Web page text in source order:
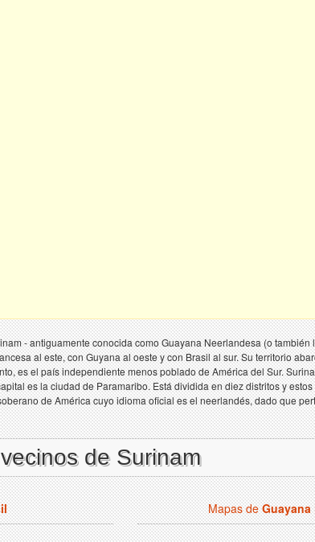
- antiguamente conocida como Guayana Neerlandesa (o
al este, con Guyana al oeste y con Brasil al sur. Su territorio
es el país independiente menos poblado de América del Sur.
es la ciudad de Paramaribo. Está dividida en diez distritos y
de América cuyo idioma oficial es el neerlandés, dado que
de Surinam
Mapas deGuayana